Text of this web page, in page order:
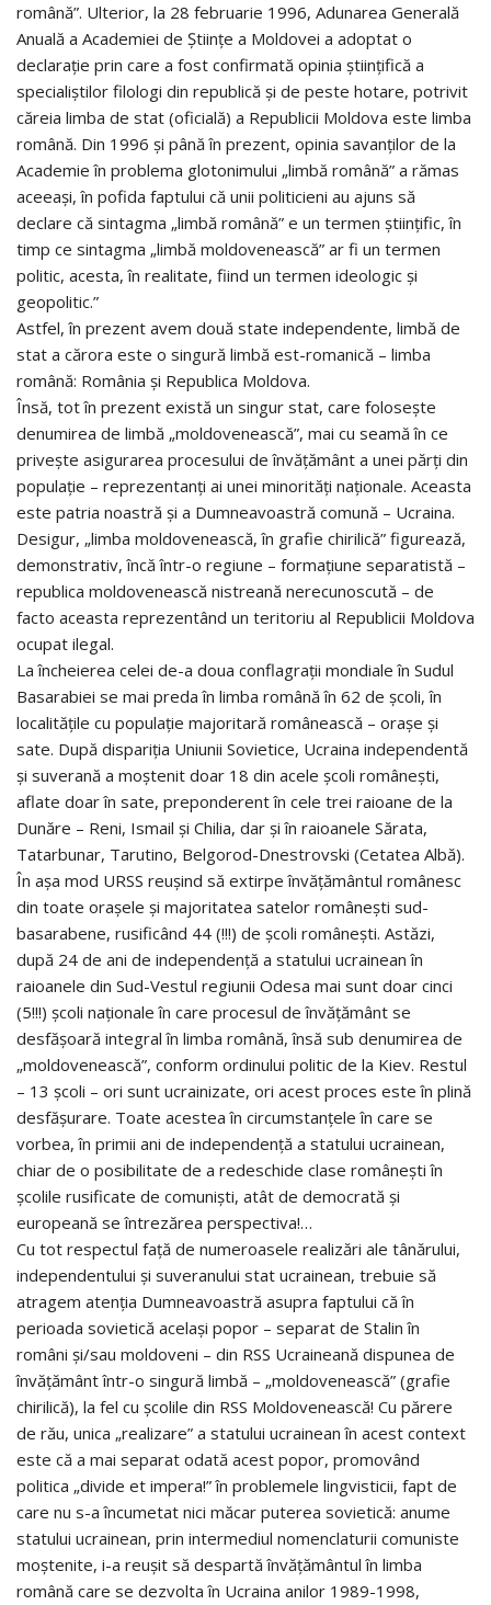
română”. Ulterior, la 28 februarie 1996, Adunarea Generală
Anuală a Academiei de Ştiinţe a Moldovei a adoptat o
declaraţie prin care a fost confirmată opinia ştiinţifică a
specialiştilor filologi din republică şi de peste hotare, potrivit
căreia limba de stat (oficială) a Republicii Moldova este limba
română. Din 1996 şi până în prezent, opinia savanţilor de la
Academie în problema glotonimului „limbă română” a rămas
aceeaşi, în pofida faptului că unii politicieni au ajuns să
declare că sintagma „limbă română” e un termen ştiinţific, în
timp ce sintagma „limbă moldovenească” ar fi un termen
politic, acesta, în realitate, fiind un termen ideologic şi
geopolitic.”
Astfel, în prezent avem două state independente, limbă de
stat a cărora este o singură limbă est-romanică – limba
română: România şi Republica Moldova.
Însă, tot în prezent există un singur stat, care foloseşte
denumirea de limbă „moldovenească”, mai cu seamă în ce
priveşte asigurarea procesului de învăţământ a unei părţi din
populaţie – reprezentanţi ai unei minorităţi naţionale. Aceasta
este patria noastră şi a Dumneavoastră comună – Ucraina.
Desigur, „limba moldovenească, în grafie chirilică” figurează,
demonstrativ, încă într-o regiune – formaţiune separatistă –
republica moldovenească nistreană nerecunoscută – de
facto aceasta reprezentând un teritoriu al Republicii Moldova
ocupat ilegal.
La încheierea celei de-a doua conflagraţii mondiale în Sudul
Basarabiei se mai preda în limba română în 62 de şcoli, în
localităţile cu populaţie majoritară românească – oraşe şi
sate. După dispariţia Uniunii Sovietice, Ucraina independentă
şi suverană a moştenit doar 18 din acele şcoli româneşti,
aflate doar în sate, preponderent în cele trei raioane de la
Dunăre – Reni, Ismail şi Chilia, dar şi în raioanele Sărata,
Tatarbunar, Tarutino, Belgorod-Dnestrovski (Cetatea Albă).
În aşa mod URSS reuşind să extirpe învăţământul românesc
din toate oraşele şi majoritatea satelor româneşti sud-
basarabene, rusificând 44 (!!!) de şcoli româneşti. Astăzi,
după 24 de ani de independenţă a statului ucrainean în
raioanele din Sud-Vestul regiunii Odesa mai sunt doar cinci
(5!!!) şcoli naţionale în care procesul de învăţământ se
desfăşoară integral în limba română, însă sub denumirea de
„moldovenească”, conform ordinului politic de la Kiev. Restul
– 13 şcoli – ori sunt ucrainizate, ori acest proces este în plină
desfăşurare. Toate acestea în circumstanţele în care se
vorbea, în primii ani de independenţă a statului ucrainean,
chiar de o posibilitate de a redeschide clase româneşti în
şcolile rusificate de comunişti, atât de democrată şi
europeană se întrezărea perspectiva!…
Cu tot respectul faţă de numeroasele realizări ale tânărului,
independentului şi suveranului stat ucrainean, trebuie să
atragem atenţia Dumneavoastră asupra faptului că în
perioada sovietică acelaşi popor – separat de Stalin în
români şi/sau moldoveni – din RSS Ucraineană dispunea de
învăţământ într-o singură limbă – „moldovenească” (grafie
chirilică), la fel cu şcolile din RSS Moldovenească! Cu părere
de rău, unica „realizare” a statului ucrainean în acest context
este că a mai separat odată acest popor, promovând
politica „divide et impera!” în problemele lingvisticii, fapt de
care nu s-a încumetat nici măcar puterea sovietică: anume
statului ucrainean, prin intermediul nomenclaturii comuniste
moştenite, i-a reuşit să despartă învăţământul în limba
română care se dezvolta în Ucraina anilor 1989-1998,